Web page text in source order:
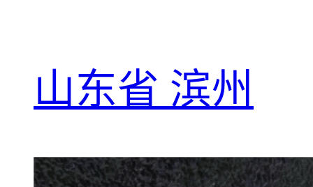
山东省 滨州